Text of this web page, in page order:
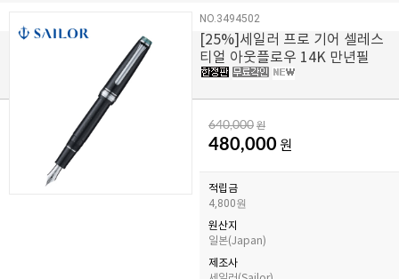
NO.3494502
[25%]세일러 프로 기어 셀레스
티얼 아웃플로우 14K 만년필
640,000 원
480,000 원
적립금
4,800원
원산지
일본(Japan)
제조사